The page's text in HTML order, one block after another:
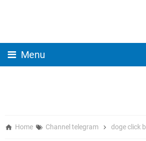
Menu
Home Channel telegram doge click